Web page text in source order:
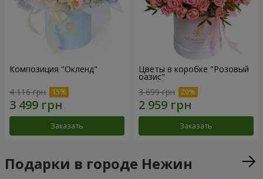
Композиция "Окленд"
4 116 грн
Заказать
Цветы в коробке "Розовый
оазис"
3 699 грн
Заказать
Подарки в городе Нежин